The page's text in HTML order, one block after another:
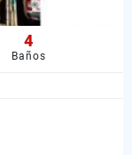
4
Baños